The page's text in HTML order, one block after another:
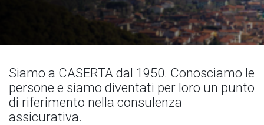
Siamo a CASERTA dal 1950. Conosciamo le
persone e siamo diventati per loro un punto
di riferimento nella consulenza
assicurativa.